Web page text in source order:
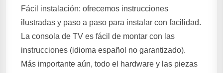
Fácil instalación: ofrecemos instrucciones
ilustradas y paso a paso para instalar con facilidad.
La consola de TV es fácil de montar con las
instrucciones (idioma español no garantizado).
Más importante aún, todo el hardware y las piezas